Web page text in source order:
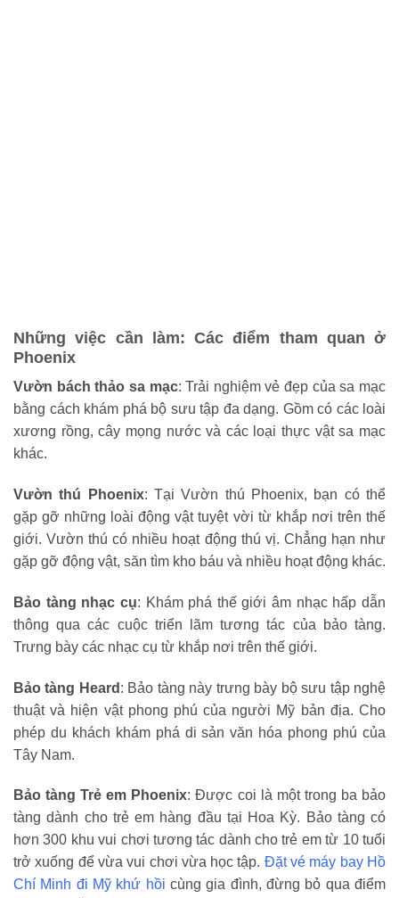
Những việc cần làm: Các điểm tham quan ở
Phoenix
Vườn bách thảo sa mạc: Trải nghiệm vẻ đẹp của sa mạc
bằng cách khám phá bộ sưu tập đa dạng. Gồm có các loài
xương rồng, cây mọng nước và các loại thực vật sa mạc
khác.
Vườn thú Phoenix: Tại Vườn thú Phoenix, bạn có thể
gặp gỡ những loài động vật tuyệt vời từ khắp nơi trên thế
giới. Vườn thú có nhiều hoạt động thú vị. Chẳng hạn như
gặp gỡ động vật, săn tìm kho báu và nhiều hoạt động khác.
Bảo tàng nhạc cụ: Khám phá thế giới âm nhạc hấp dẫn
thông qua các cuộc triển lãm tương tác của bảo tàng.
Trưng bày các nhạc cụ từ khắp nơi trên thế giới.
Bảo tàng Heard : Bảo tàng này trưng bày bộ sưu tập nghệ
thuật và hiện vật phong phú của người Mỹ bản địa. Cho
phép du khách khám phá di sản văn hóa phong phú của
Tây Nam.
Bảo tàng Trẻ em Phoenix: Được coi là một trong ba bảo
tàng dành cho trẻ em hàng đầu tại Hoa Kỳ. Bảo tàng có
hơn 300 khu vui chơi tương tác dành cho trẻ em từ 10 tuổi
trở xuống để vừa vui chơi vừa học tập. Đặt vé máy bay Hồ
Chí Minh đi Mỹ khứ hồi cùng gia đình, đừng bỏ qua điểm